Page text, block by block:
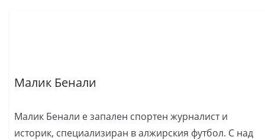
Малик Бенали
Малик Бенали е запален спортен журналист и
историк, специализиран в алжирския футбол. С над